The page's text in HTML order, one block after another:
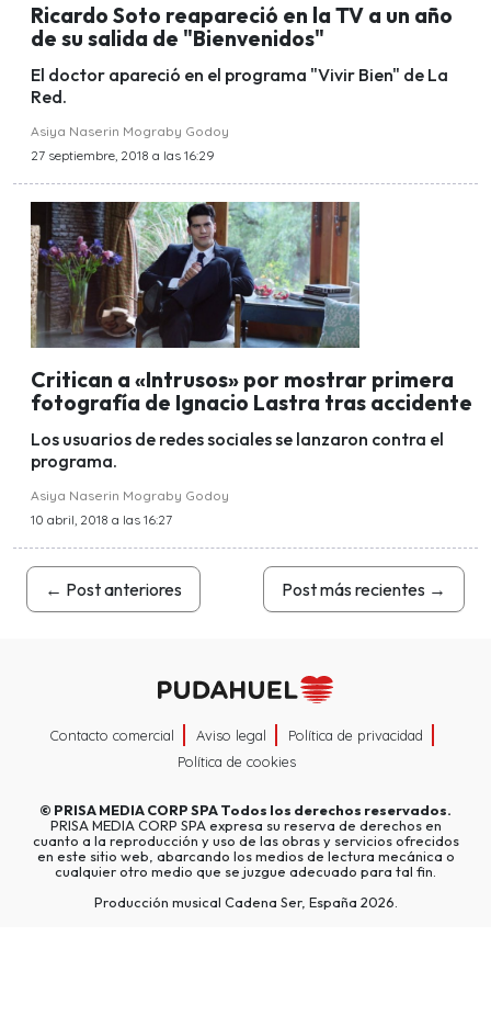
Ricardo Soto reapareció en la TV a un año
de su salida de "Bienvenidos"
El doctor apareció en el programa "Vivir Bien" de La
Red.
Asiya Naserin Mograby Godoy
27 septiembre, 2018 a las 16:29
Critican a «Intrusos» por mostrar primera
fotografía de Ignacio Lastra tras accidente
Los usuarios de redes sociales se lanzaron contra el
programa.
Asiya Naserin Mograby Godoy
10 abril, 2018 a las 16:27
← Post anteriores Post más recientes →
Contacto comercial Aviso legal
Política de privacidad
Política de cookies
© PRISA MEDIA CORP SPATodos los derechos reservados.
PRISA MEDIA CORP SPA expresa su reserva de derechos en
cuanto a la reproducción y uso de las obras y servicios ofrecidos
en este sitio web, abarcando los medios de lectura mecánica o
cualquier otro medio que se juzgue adecuado para tal fin.
Producción musical Cadena Ser, España 2026.